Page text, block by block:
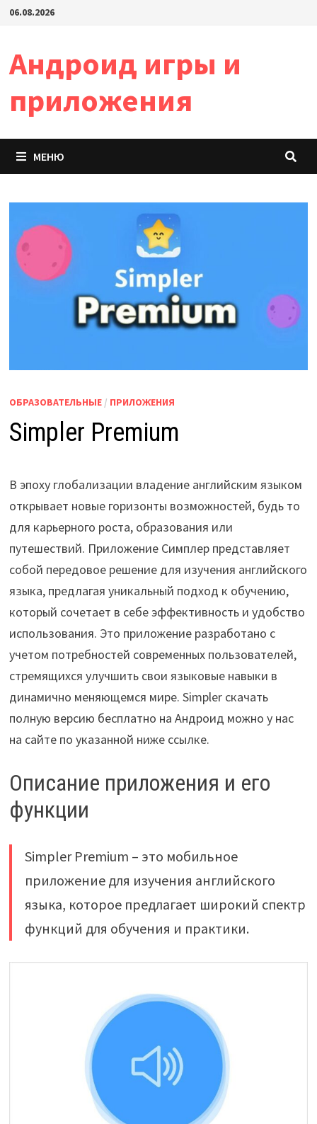
Перейти
06.08.2026
Андроид игры и
приложения
МЕНЮ
ОБРАЗОВАТЕЛЬНЫЕ / ПРИЛОЖЕНИЯ
Simpler Premium
В эпоху глобализации владение английским языком
открывает новые горизонты возможностей, будь то
для карьерного роста, образования или
путешествий. Приложение Симплер представляет
собой передовое решение для изучения английского
языка, предлагая уникальный подход к обучению,
который сочетает в себе эффективность и удобство
использования. Это приложение разработано с
учетом потребностей современных пользователей,
стремящихся улучшить свои языковые навыки в
динамично меняющемся мире. Simpler скачать
полную версию бесплатно на Андроид можно у нас
на сайте по указанной ниже ссылке.
Описание приложения и его
функции
Simpler Premium – это мобильное
приложение для изучения английского
языка, которое предлагает широкий спектр
функций для обучения и практики.